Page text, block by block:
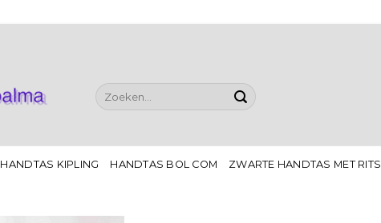
Zoeken
naar:
HANDTAS KIPLING HANDTAS BOL COM ZWARTE HANDTAS MET RITS